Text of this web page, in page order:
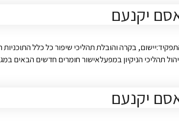
יקנעם
בקרה והובלת תהליכי שיפור כל כלל
תהליכי הניקיון במפעלאישור חומרים חדשים הבאים
יקנעם